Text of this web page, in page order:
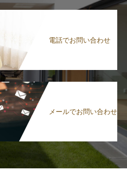
電話でお問い合わせ
メールでお問い合わせ